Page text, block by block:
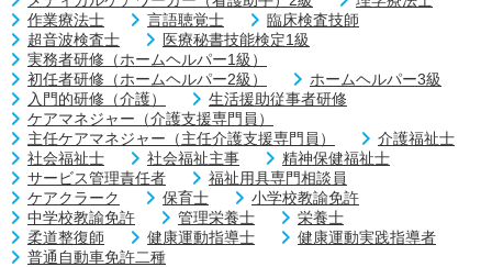
作業療法士
言語聴覚士
臨床検査技師
超音波検査士
医療秘書技能検定1級
実務者研修（ホームヘルパー1級）
初任者研修（ホームヘルパー2級）
ホームヘルパー3級
入門的研修（介護）
生活援助従事者研修
ケアマネジャー（介護支援専門員）
主任ケアマネジャー（主任介護支援専門員）
介護福祉士
社会福祉士
社会福祉主事
精神保健福祉士
サービス管理責任者
福祉用具専門相談員
ケアクラーク
保育士
小学校教諭免許
中学校教諭免許
管理栄養士
栄養士
柔道整復師
健康運動指導士
健康運動実践指導者
普通自動車免許二種